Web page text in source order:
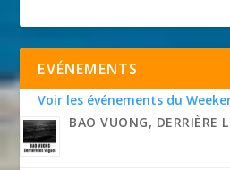
EVÉNEMENTS
Voir les événements du
BAO VUONG, DERRIÈRE